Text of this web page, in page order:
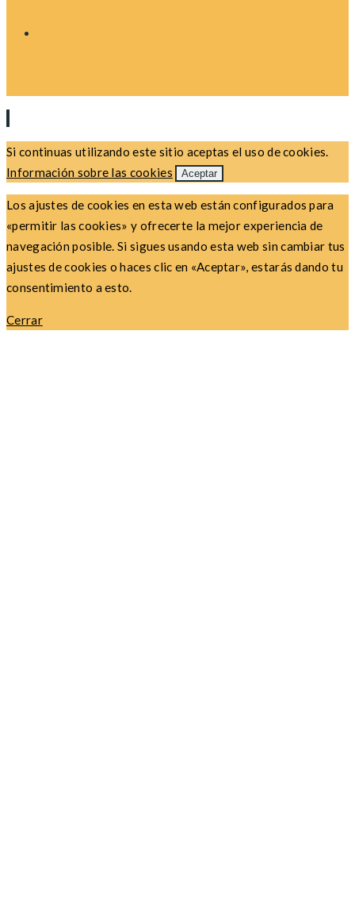
Si continuas utilizando este sitio aceptas el uso de cookies.
Información sobre las cookies
Aceptar
Los ajustes de cookies en esta web están configurados para
«permitir las cookies» y ofrecerte la mejor experiencia de
navegación posible. Si sigues usando esta web sin cambiar tus
ajustes de cookies o haces clic en «Aceptar», estarás dando tu
consentimiento a esto.
Cerrar